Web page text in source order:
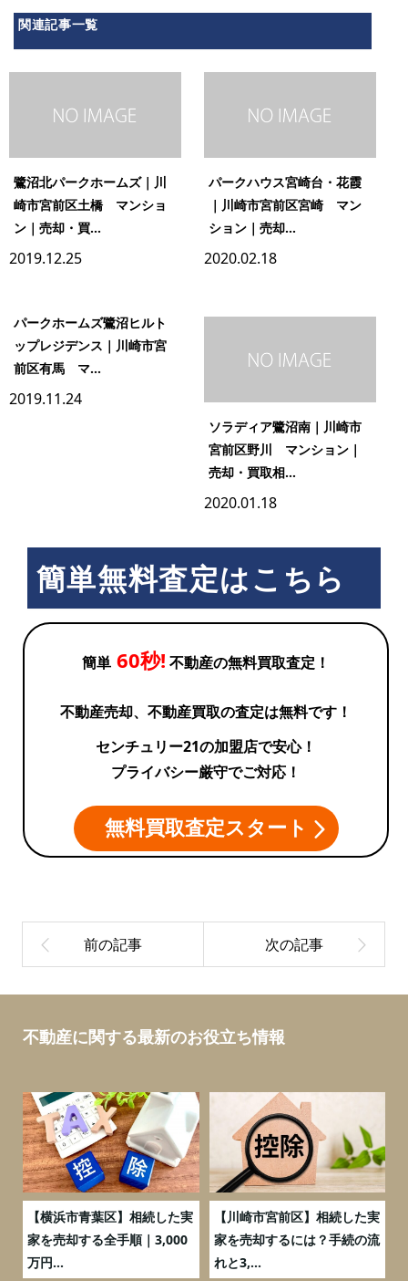
関連記事一覧
鷺沼北パークホームズ｜川
崎市宮前区土橋 マンショ
ン｜売却・買...
2019.12.25
パークハウス宮崎台・花霞
｜川崎市宮前区宮崎 マン
ション｜売却...
2020.02.18
パークホームズ鷺沼ヒルト
ップレジデンス｜川崎市宮
前区有馬 マ...
2019.11.24
ソラディア鷺沼南｜川崎市
宮前区野川 マンション｜
売却・買取相...
2020.01.18
簡単無料査定はこちら
簡単 60秒! 不動産の無料買取査定！
不動産売却、不動産買取の査定は無料です！
センチュリー21の加盟店で安心！
プライバシー厳守でご対応！
無料買取査定スタート
不動産に関する最新のお役立ち情報
【横浜市青葉区】相続した実
家を売却する全手順｜3,000
万円...
【川崎市宮前区】相続した実
家を売却するには？手続の流
れと3,...